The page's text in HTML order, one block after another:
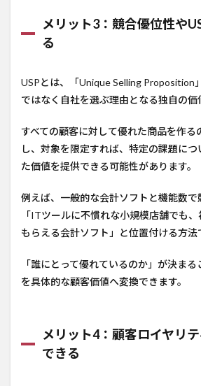
メリット3：競合優位性や
る
USPとは、「Unique Selling Proposition
ではなく自社を選ぶ理由となる独自の価
すべての顧客に対して優れた商品を作る
し、対象を限定すれば、特定の課題に
た価値を提供できる可能性があります。
例えば、一般的な会計ソフトと機能数で
「ITツールに不慣れな小規模店舗でも
もらえる会計ソフト」と位置付ける方法
「誰にとって優れているのか」が決ま
を具体的な顧客価値へ変換できます。
メリット4：顧客ロイヤリ
できる